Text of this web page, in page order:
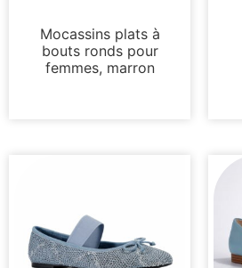
Mocassins plats à
bouts ronds pour
femmes, marron